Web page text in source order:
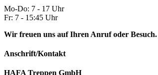
Mo-Do: 7 - 17 Uhr
Fr: 7 - 15:45 Uhr
Wir freuen uns auf Ihren Anruf oder Besuch.
Anschrift/Kontakt
HAFA Treppen GmbH